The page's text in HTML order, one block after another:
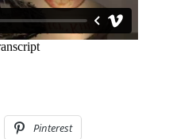
Pinterest